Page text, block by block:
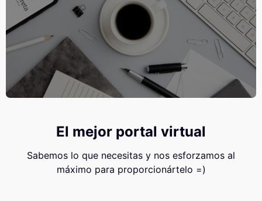
El mejor portal virtual
Sabemos lo que necesitas y nos esforzamos al
máximo para proporcionártelo =)